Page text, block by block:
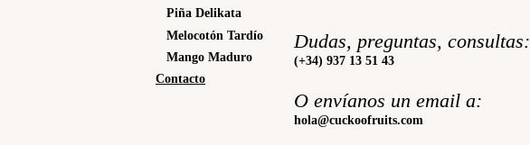
Piña Delikata
Melocotón Tardío
Mango Maduro
Contacto
Dudas, preguntas, consultas:
(+34) 937 13 51 43
O envíanos un email a:
hola@cuckoofruits.com